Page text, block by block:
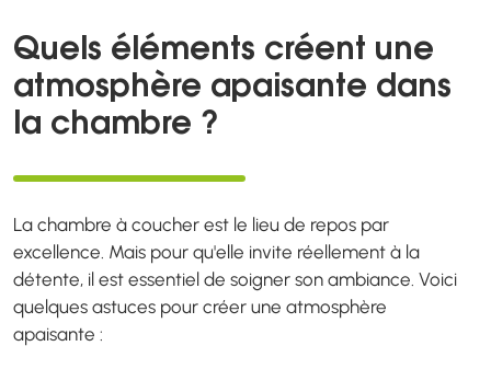
Quels éléments créent une
atmosphère apaisante dans
la chambre ?
La chambre à coucher est le lieu de repos par
excellence. Mais pour qu'elle invite réellement à la
détente, il est essentiel de soigner son ambiance. Voici
quelques astuces pour créer une atmosphère
apaisante :